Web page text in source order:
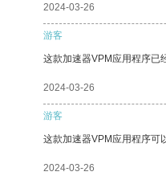
2024-03-26
游客
这款加速器VPM应用程序已
2024-03-26
游客
这款加速器VPM应用程序可
2024-03-26